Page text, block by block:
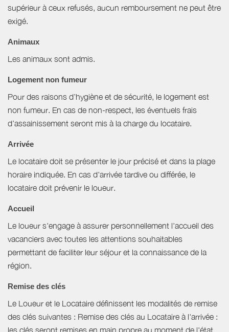
supérieur à ceux refusés, aucun remboursement ne peut être
exigé.
Animaux
Les animaux sont admis.
Logement non fumeur
Pour des raisons d’hygiène et de sécurité, le logement est
non fumeur. En cas de non-respect, les éventuels frais
d’assainissement seront mis à la charge du locataire.
Arrivée
Le locataire doit se présenter le jour précisé et dans la plage
horaire indiquée. En cas d'arrivée tardive ou différée, le
locataire doit prévenir le loueur.
Accueil
Le loueur s'engage à assurer personnellement l'accueil des
vacanciers avec toutes les attentions souhaitables
permettant de faciliter leur séjour et la connaissance de la
région.
Remise des clés
Le Loueur et le Locataire définissent les modalités de remise
des clés suivantes : Remise des clés au Locataire à l'arrivée :
les clés seront remises en main propre au moment de l'état